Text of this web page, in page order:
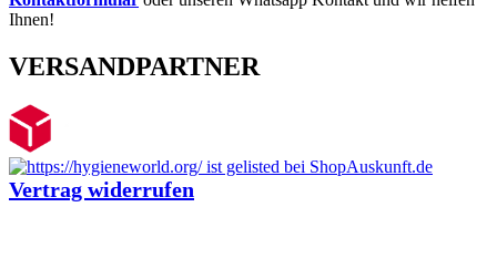
Ihnen!
VERSANDPARTNER
Vertrag widerrufen